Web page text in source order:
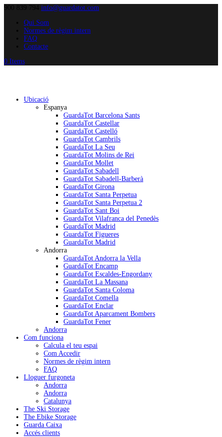
900 839 794 info@guardatot.com
Qui Som
Normes de règim intern
FAQ
Contacte
0 Items
Ubicació
Espanya
GuardaTot Barcelona Sants
GuardaTot Castellar
GuardaTot Castelló
GuardaTot Cambrils
GuardaTot La Seu
GuardaTot Molins de Rei
GuardaTot Mollet
GuardaTot Sabadell
GuardaTot Sabadell-Barberà
GuardaTot Girona
GuardaTot Santa Perpetua
GuardaTot Santa Perpetua 2
GuardaTot Sant Boi
GuardaTot Vilafranca del Penedès
GuardaTot Madrid
GuardaTot Figueres
GuardaTot Madrid
Andorra
GuardaTot Andorra la Vella
GuardaTot Encamp
GuardaTot Escaldes-Engordany
GuardaTot La Massana
GuardaTot Santa Coloma
GuardaTot Comella
GuardaTot Enclar
GuardaTot Aparcament Bombers
GuardaTot Fener
Andorra
Com funciona
Calcula el teu espai
Com Accedir
Normes de règim intern
FAQ
Lloguer furgoneta
Andorra
Andorra
Catalunya
The Ski Storage
The Ebike Storage
Guarda Caixa
Accés clients